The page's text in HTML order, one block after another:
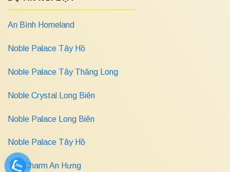
An Bình Homeland
Noble Palace Tây Hồ
Noble Palace Tây Thăng Long
Noble Crystal Long Biên
Noble Palace Long Biên
Noble Palace Tây Hồ
The Charm An Hưng